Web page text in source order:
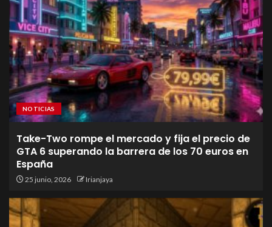
NOTICIAS
Take-Two rompe el mercado y fija el precio de
GTA 6 superando la barrera de los 70 euros en
España
25 junio, 2026 Irianjaya